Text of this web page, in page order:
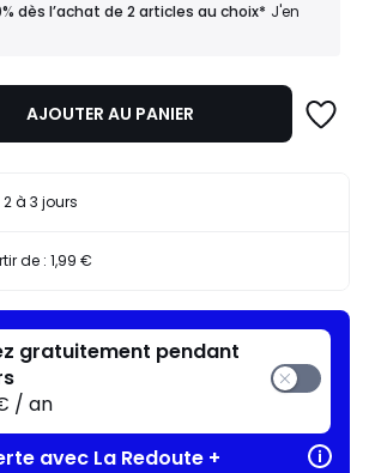
dès l’achat de 2 articles au choix* J'en
AJOUTER AU PANIER
à 3 jours
de : 1,99 €
gratuitement pendant
/ an
avec La Redoute +